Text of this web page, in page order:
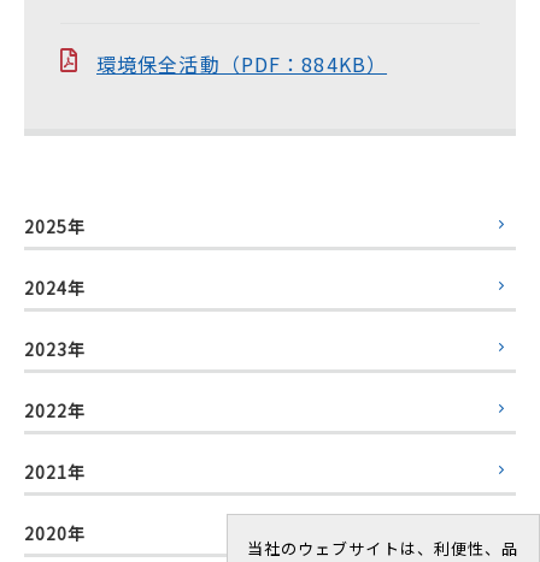
環境保全活動（PDF：884KB）
2025年
2024年
2023年
2022年
2021年
2020年
当社のウェブサイトは、利便性、品